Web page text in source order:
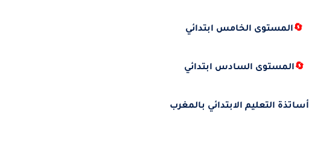
🔄المستوى الخامس ابتدائي
🔄المستوى السادس ابتدائي
أساتذة التعليم الابتدائي بالمغرب